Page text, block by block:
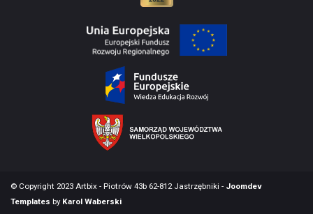
© Copyright 2023 Artbix - Piotrów 43b 62-812 Jastrzębniki - Joomdev
Templates by Karol Waberski